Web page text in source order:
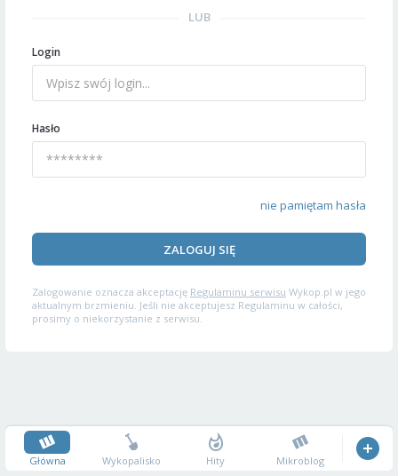
LUB
Login
Hasło
nie pamiętam hasła
ZALOGUJ SIĘ
Zalogowanie oznacza akceptację Regulaminu serwisu Wykop.pl w jego
aktualnym brzmieniu. Jeśli nie akceptujesz Regulaminu w całości,
prosimy o niekorzystanie z serwisu.
Główna Wykopalisko Hity Mikroblog